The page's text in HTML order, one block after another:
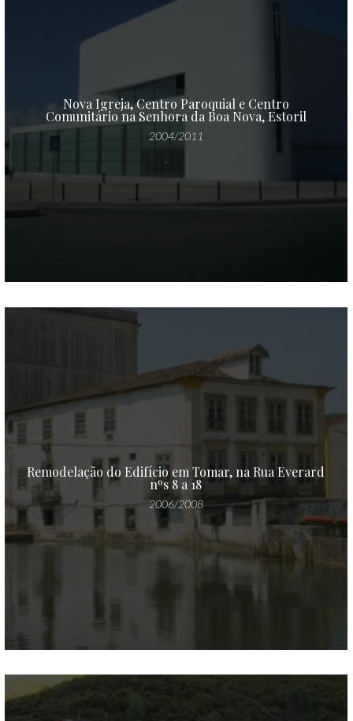
Nova Igreja, Centro Paroquial e Centro
Comunitário na Senhora da Boa Nova, Estoril
2004/2011
Remodelação do Edifício em Tomar, na Rua Everard
nºs 8 a 18
2006/2008